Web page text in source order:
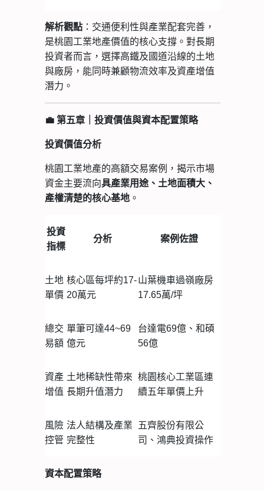
解析觀點 ：交通便利性與產業配套完善，
是桃園工業地產價值的核心支撐。對長期
投資者而言，選擇高鐵及國道沿線的土地
與廠房，能同時兼顧物流效率及資產增值
潛力。
💼 第五章｜投資價值與資本配置策略
投資價值分析
桃園工業地產的高額交易案例，揭示市場
資金主要流向具產業用途、土地面積大、
產權清楚的核心基地 。
投資
指標
分析 案例佐證
土地
單價
核心區每坪約17-
20萬元
山葉機車過嶺廠房
17.65萬/坪
總交
易額
單筆可達44~69
億元
台達電69億、和碩
56億
資產
增值
土地稀缺性帶來
長期升值潛力
桃園核心工業區連
續五年單價上升
風險
控管
法人結構及產業
完整性
五齊股份有限公
司、鴻典投資操作
資本配置策略